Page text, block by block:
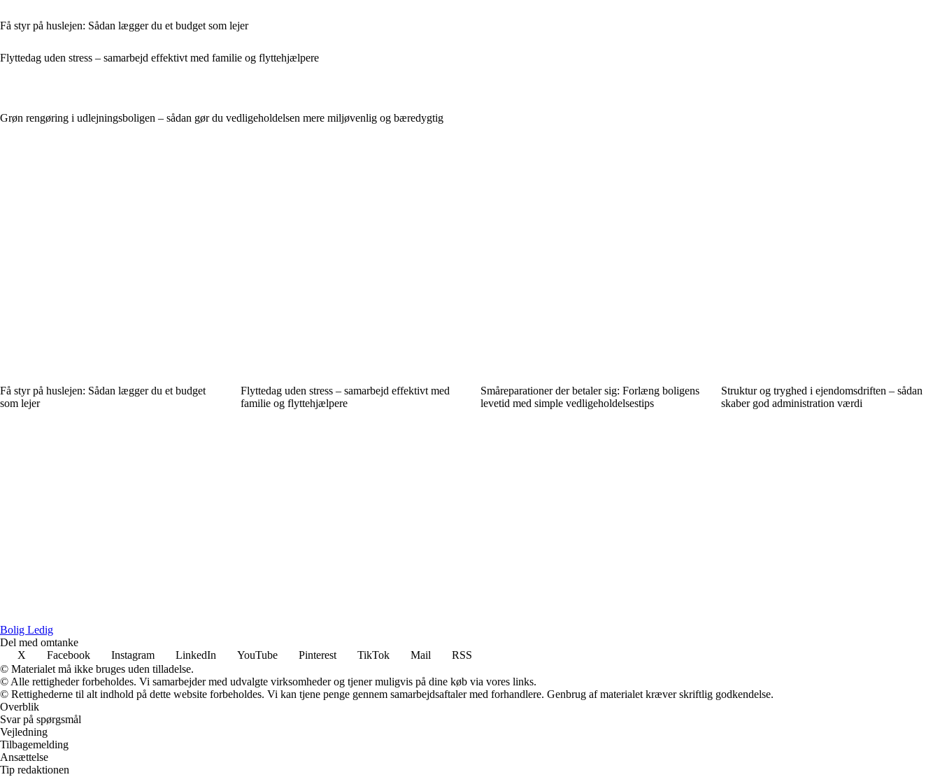
Få styr på huslejen: Sådan lægger du et budget som lejer
Flyttedag uden stress – samarbejd effektivt med familie og flyttehjælpere
Grøn rengøring i udlejningsboligen – sådan gør du vedligeholdelsen mere miljøvenlig og bæredygtig
Få styr på huslejen: Sådan lægger du et budget
som lejer
Flyttedag uden stress – samarbejd effektivt med
familie og flyttehjælpere
Småreparationer der betaler sig: Forlæng boligens
levetid med simple vedligeholdelsestips
Struktur og tryghed i ejendomsdriften – sådan
skaber god administration værdi
Bolig Ledig
Del med omtanke
X
Facebook Instagram LinkedIn YouTube Pinterest TikTok Mail
RSS
© Materialet må ikke bruges uden tilladelse.
© Alle rettigheder forbeholdes. Vi samarbejder med udvalgte virksomheder og tjener muligvis på dine køb via vores links.
© Rettighederne til alt indhold på dette website forbeholdes. Vi kan tjene penge gennem samarbejdsaftaler med forhandlere. Genbrug af materialet kræver skriftlig godkendelse.
Overblik
Svar på spørgsmål
Vejledning
Tilbagemelding
Ansættelse
Tip redaktionen